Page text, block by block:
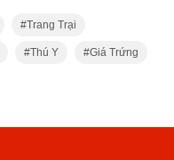
Trang Trại
Thú Y Giá Trứng